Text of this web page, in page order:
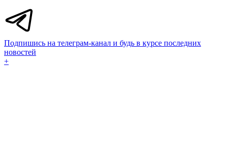
Подпишись на телеграм-канал и будь в курсе последних
новостей
+